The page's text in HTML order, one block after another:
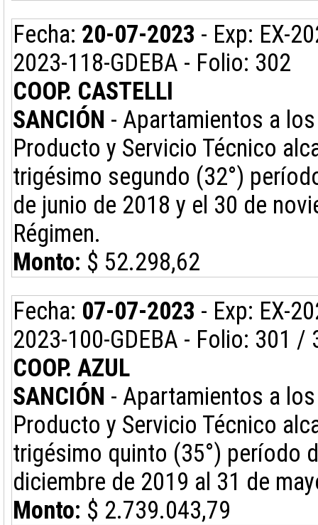
Fecha: 20-07-2023 - Exp: EX-
2023-118-GDEBA - Folio: 302
COOP. CASTELLI
SANCIÓN - Apartamientos a
Producto y Servicio Técnico
trigésimo segundo (32°)
de junio de 2018 y el 30 de
Régimen.
Monto: $ 52.298,62
Fecha: 07-07-2023 - Exp: EX-
2023-100-GDEBA - Folio: 301 /
COOP. AZUL
SANCIÓN - Apartamientos a
Producto y Servicio Técnico
trigésimo quinto (35°) período
diciembre de 2019 al 31 de
Monto: $ 2.739.043,79